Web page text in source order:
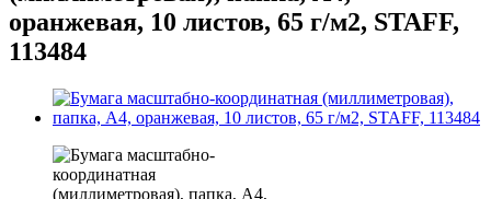
оранжевая, 10 листов, 65 г/м2, STAFF,
113484